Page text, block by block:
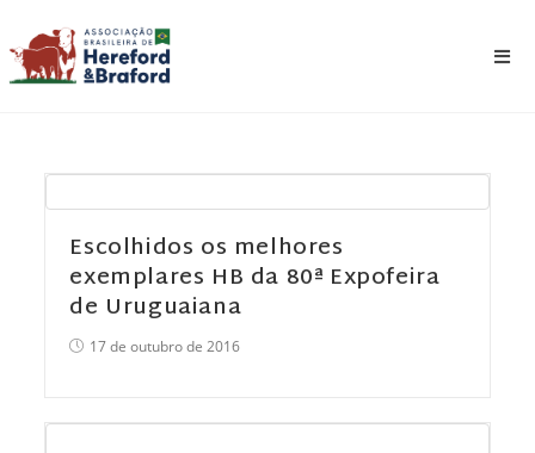
Escolhidos os melhores
exemplares HB da 80ª Expofeira
de Uruguaiana
17 de outubro de 2016